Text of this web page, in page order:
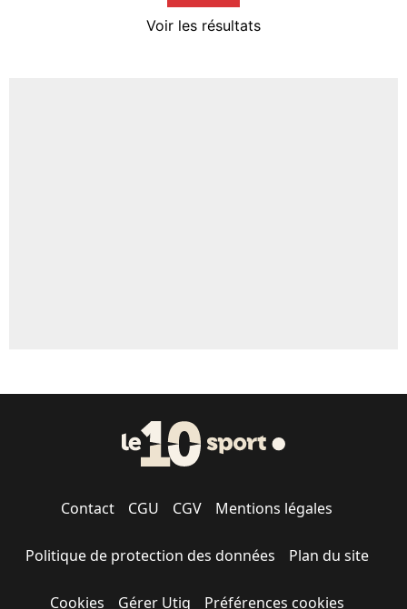
Voir les résultats
Contact CGU CGV Mentions légales
Politique de protection des données Plan du site
Cookies Gérer Utiq Préférences cookies